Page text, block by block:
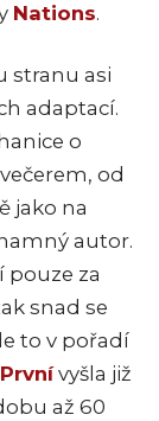
Nations.
stranu asi
adaptací.
o
od
jako na
autor.
pouze za
snad se
to v pořadí
Prvnívyšla již
až 60